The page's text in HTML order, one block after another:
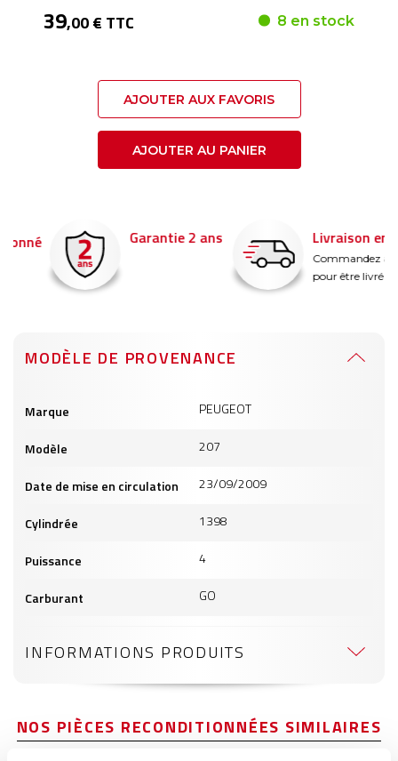
39,00 € TTC 8 en stock
AJOUTER AUX FAVORIS
AJOUTER AU PANIER
Garantie 2 ans Livraison en 24h
Commandez avant 14h
pour être livré demain !
MODÈLE DE PROVENANCE
produits
Marque PEUGEOT
Modèle 207
Date de mise en circulation 23/09/2009
Cylindrée 1398
Puissance 4
Carburant GO
INFORMATIONS PRODUITS
NOS PIÈCES RECONDITIONNÉES SIMILAIRES